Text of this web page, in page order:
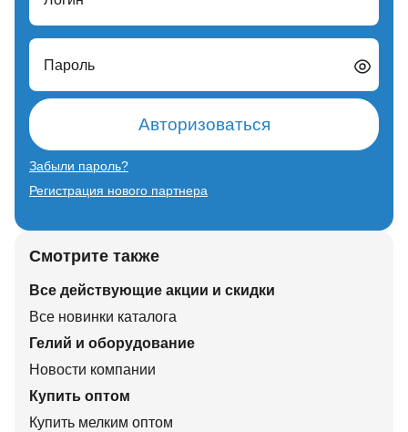
Пароль
Авторизоваться
Забыли пароль?
Регистрация нового партнера
Смотрите также
Все действующие акции и скидки
Все новинки каталога
Гелий и оборудование
Новости компании
Купить оптом
Купить мелким оптом